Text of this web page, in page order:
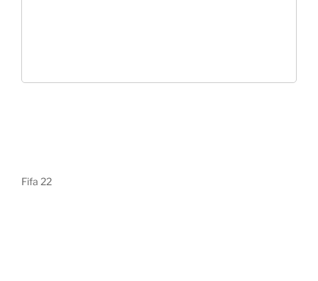
Fifa 22